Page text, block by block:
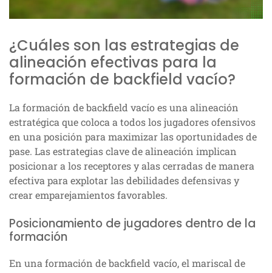
¿Cuáles son las estrategias de
alineación efectivas para la
formación de backfield vacío?
La formación de backfield vacío es una alineación
estratégica que coloca a todos los jugadores ofensivos
en una posición para maximizar las oportunidades de
pase. Las estrategias clave de alineación implican
posicionar a los receptores y alas cerradas de manera
efectiva para explotar las debilidades defensivas y
crear emparejamientos favorables.
Posicionamiento de jugadores dentro de la
formación
En una formación de backfield vacío, el mariscal de